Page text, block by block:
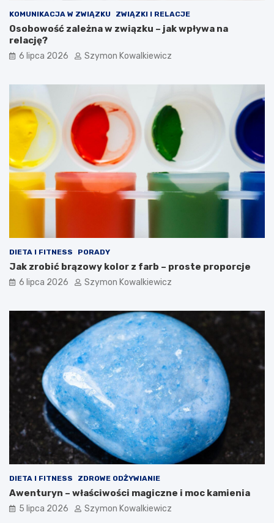
KOMUNIKACJA W ZWIĄZKU ZWIĄZKI I RELACJE
Osobowość zależna w związku – jak wpływa na
relację?
6 lipca 2026 Szymon Kowalkiewicz
DIETA I FITNESS PORADY
Jak zrobić brązowy kolor z farb – proste proporcje
6 lipca 2026 Szymon Kowalkiewicz
DIETA I FITNESS ZDROWE ODŻYWIANIE
Awenturyn – właściwości magiczne i moc kamienia
5 lipca 2026 Szymon Kowalkiewicz